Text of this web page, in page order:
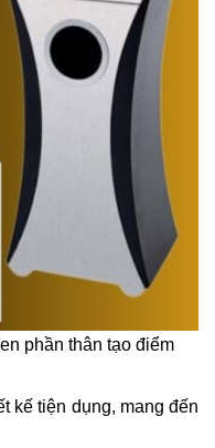
phần thân tạo điểm
kế tiện dụng, mang đến